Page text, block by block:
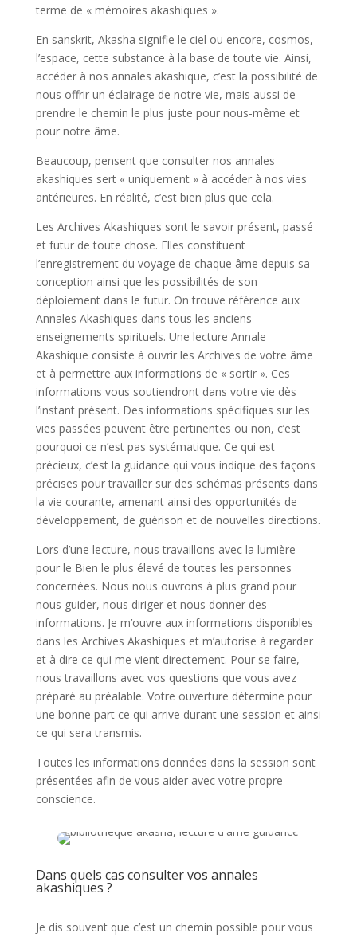
terme de « mémoires akashiques ».
En sanskrit, Akasha signifie le ciel ou encore, cosmos,
l’espace, cette substance à la base de toute vie. Ainsi,
accéder à nos annales akashique, c’est la possibilité de
nous offrir un éclairage de notre vie, mais aussi de
prendre le chemin le plus juste pour nous-même et
pour notre âme.
Beaucoup, pensent que consulter nos annales
akashiques sert « uniquement » à accéder à nos vies
antérieures. En réalité, c’est bien plus que cela.
Les Archives Akashiques sont le savoir présent, passé
et futur de toute chose. Elles constituent
l’enregistrement du voyage de chaque âme depuis sa
conception ainsi que les possibilités de son
déploiement dans le futur. On trouve référence aux
Annales Akashiques dans tous les anciens
enseignements spirituels. Une lecture Annale
Akashique consiste à ouvrir les Archives de votre âme
et à permettre aux informations de « sortir ». Ces
informations vous soutiendront dans votre vie dès
l’instant présent. Des informations spécifiques sur les
vies passées peuvent être pertinentes ou non, c’est
pourquoi ce n’est pas systématique. Ce qui est
précieux, c’est la guidance qui vous indique des façons
précises pour travailler sur des schémas présents dans
la vie courante, amenant ainsi des opportunités de
développement, de guérison et de nouvelles directions.
Lors d’une lecture, nous travaillons avec la lumière
pour le Bien le plus élevé de toutes les personnes
concernées. Nous nous ouvrons à plus grand pour
nous guider, nous diriger et nous donner des
informations. Je m’ouvre aux informations disponibles
dans les Archives Akashiques et m’autorise à regarder
et à dire ce qui me vient directement. Pour se faire,
nous travaillons avec vos questions que vous avez
préparé au préalable. Votre ouverture détermine pour
une bonne part ce qui arrive durant une session et ainsi
ce qui sera transmis.
Toutes les informations données dans la session sont
présentées afin de vous aider avec votre propre
conscience.
Dans quels cas consulter vos annales
akashiques ?
Je dis souvent que c’est un chemin possible pour vous